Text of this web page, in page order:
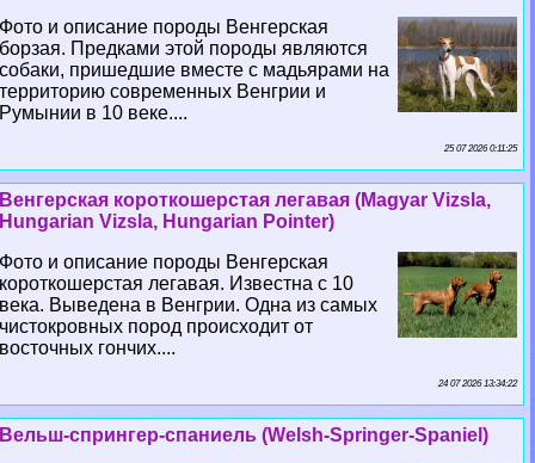
Фото и описание породы Венгерская
борзая. Предками этой породы являются
собаки, пришедшие вместе с мадьярами на
территорию современных Венгрии и
Румынии в 10 веке....
25 07 2026 0:11:25
Венгерская короткошерстая легавая (Magyar Vizsla,
Hungarian Vizsla, Hungarian Pointer)
Фото и описание породы Венгерская
короткошерстая легавая. Известна с 10
века. Выведена в Венгрии. Одна из самых
чистокровных пород происходит от
восточных гончих....
24 07 2026 13:34:22
Вельш-спрингер-спаниель (Welsh-Springer-Spaniel)